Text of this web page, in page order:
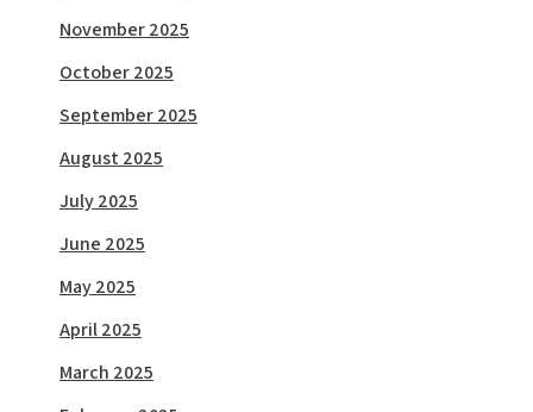
November 2025
October 2025
September 2025
August 2025
July 2025
June 2025
May 2025
April 2025
March 2025